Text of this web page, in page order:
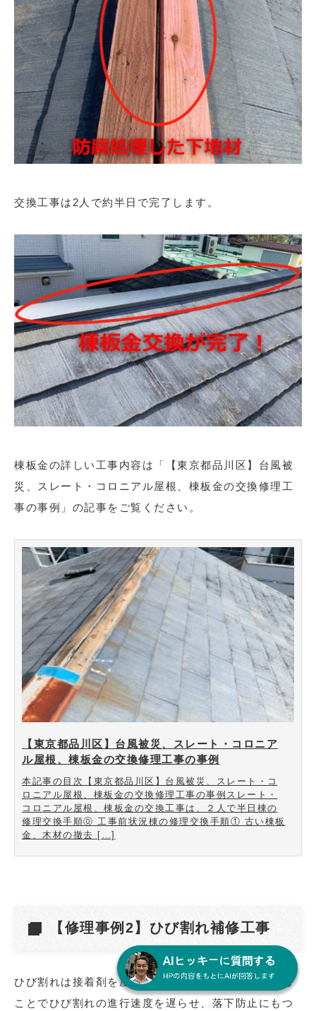
交換工事は2人で約半日で完了します。
棟板金の詳しい工事内容は「【東京都品川区】台風被
災、スレート・コロニアル屋根、棟板金の交換修理工
事の事例」の記事をご覧ください。
【東京都品川区】台風被災、スレート・コロニア
ル屋根、棟板金の交換修理工事の事例
本記事の目次【東京都品川区】台風被災、スレート・コ
ロニアル屋根、棟板金の交換修理工事の事例スレート・
コロニアル屋根、棟板金の交換工事は、２人で半日棟の
修理交換手順⓪ 工事前状況棟の修理交換手順① 古い棟板
金、木材の撤去 […]
【修理事例2】ひび割れ補修工事
ひび割れは接着剤を屋根材の裏側にしっかり注入する
ことでひび割れの進行速度を遅らせ、落下防止にもつ